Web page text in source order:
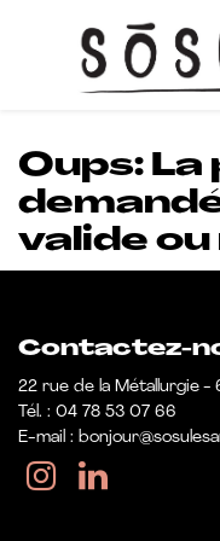
Oups: La
valide ou
Contactez-
22 rue de la Métallurgie -
Tél. : 04 78 53 07 66
E-mail :